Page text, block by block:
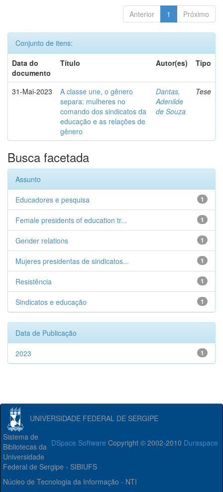
Anterior 1 Próximo
Conjunto de itens:
Data do
documento
Título Autor(es) Tipo
31-Mai-2023
A classe une, o gênero
separa: mulheres no
comando dos sindicatos da
educação e as relações de
gênero
Dantas,
Adenilde
de Souza
Tese
Busca facetada
Assunto
1
Educadores e pesquisa
1
Female presidents of education tr...
1
Gender relations
1
Mujeres presidentas de sindicatos...
1
Resistência
1
Sindicatos e educação
Data de Publicação
1
2023
UNIVERSIDADE FEDERAL DE SERGIPE
DSpace Software Copyright © 2002-2010 Duraspace
Sistema de
Bibliotecas da
Universidade
Federal de Sergipe - SIBIUFS
Núcleo de Tecnologia da Informação - NTI